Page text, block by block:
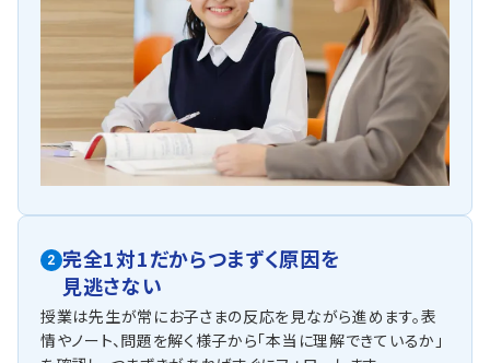
できないまま進級してしまうケースが多いです。
授業のフォローだけでなく、さかのぼり学習によって既習
範囲の苦手単元を克服します。
他にも以下の学校に対応しています
川西中学校、潟上中学校、秋穂中学校、美東中学校などその他の
エリアの中学校も対応いたします。
2 完全1対1だからつまずく原因を
見逃さない
授業は先生が常にお子さまの反応を見ながら進めます。表
情やノート、問題を解く様子から「本当に理解できているか」